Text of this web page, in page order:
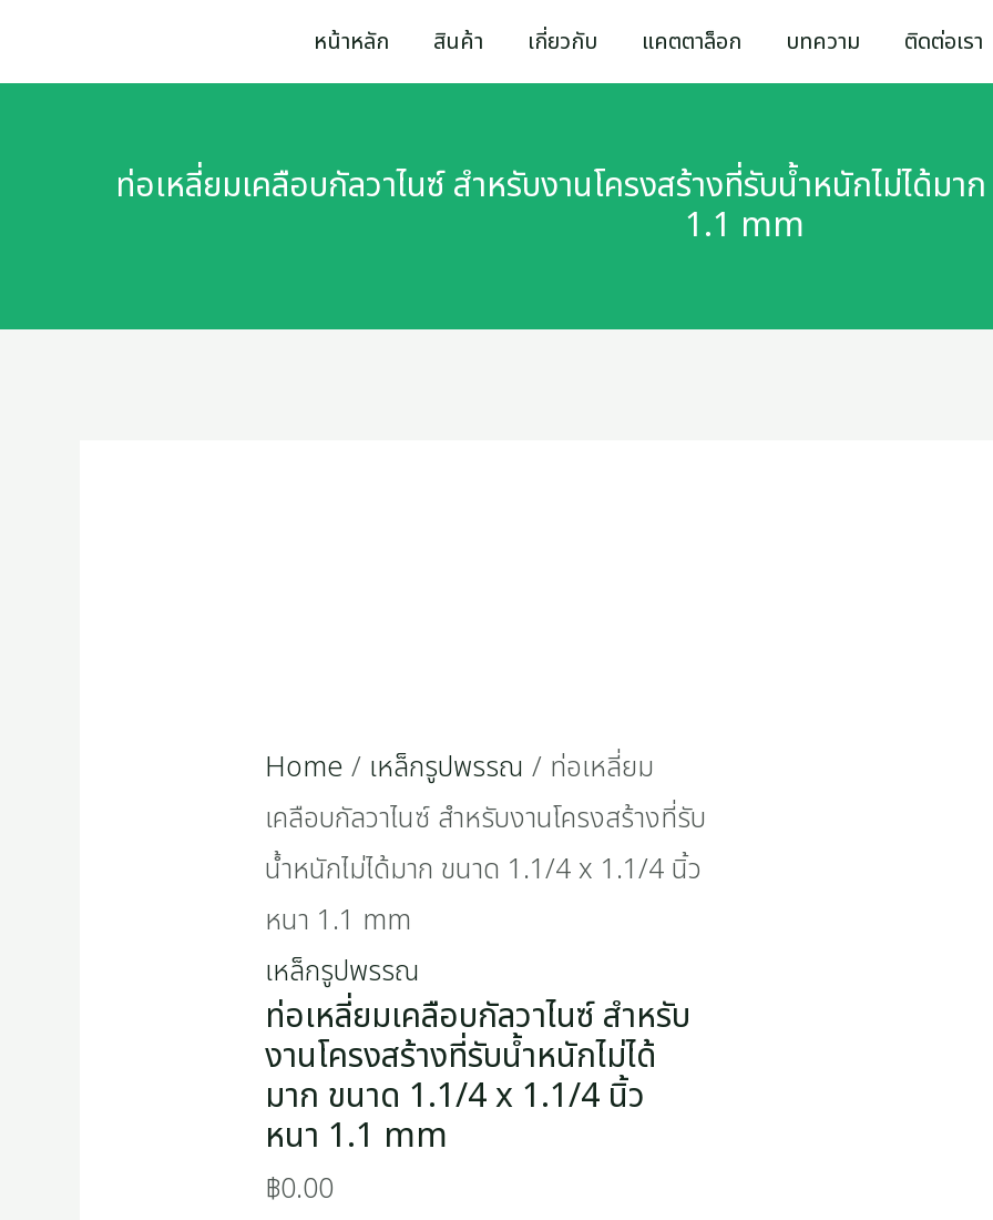
to
หน้าหลัก สินค้า เกี่ยวกับ แคตตาล็อก บทความ ติดต่อเรา
ท่อเหลี่ยมเคลือบกัลวาไนซ์ สำหรับงานโครงสร้างที่รับน้ำหนักไม่ได้ม
1.1 mm
Home / เหล็กรูปพรรณ / ท่อเหลี่ยม
เคลือบกัลวาไนซ์ สำหรับงานโครงสร้างที่รับ
น้ำหนักไม่ได้มาก ขนาด 1.1/4 x 1.1/4 นิ้ว
หนา 1.1 mm
เหล็กรูปพรรณ
ท่อเหลี่ยมเคลือบกัลวาไนซ์ สำหรับ
งานโครงสร้างที่รับน้ำหนักไม่ได้
มาก ขนาด 1.1/4 x 1.1/4 นิ้ว
หนา 1.1 mm
฿0.00
เห
ยม
วา
ไม่
ได้
มาก
ขนาด
1.1/4
x
1.1/4
นิ้ว
หนา